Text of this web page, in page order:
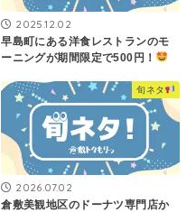
2025.12.02
早島町にある洋食レストランのモ
ーニングが期間限定で500円！
旬ネタ
2026.07.02
倉敷美観地区のドーナツ専門店か